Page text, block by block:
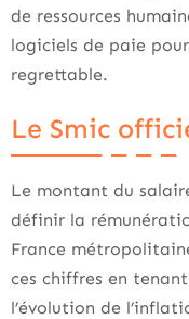
de ressources
logiciels de paie
regrettable.
Le Smic
Le montant du
définir la
France
ces chiffres en
l’évolution de